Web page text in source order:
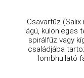
Csavarfűz
ágú, különleges
spirálfűz vagy
családjába
lombhullató